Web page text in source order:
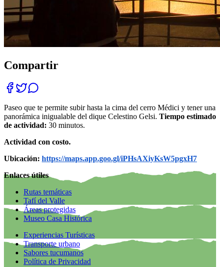
Compartir
Paseo que te permite subir hasta la cima del cerro Médici y tener una
panorámica inigualable del dique Celestino Gelsi. Tiempo estimado
de actividad: 30 minutos.
Actividad con costo.
Ubicación: https://maps.app.goo.gl/iPHsAXiyKsW5pgxH7
Enlaces útiles
Rutas temáticas
Tafí del Valle
Áreas protegidas
Museo Casa Histórica
Experiencias Turísticas
Transporte urbano
Sabores tucumanos
Política de Privacidad